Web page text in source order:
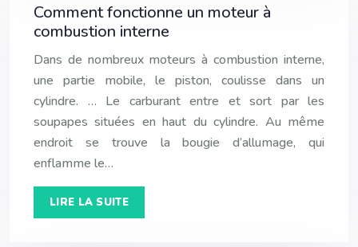
Comment fonctionne un moteur à
combustion interne
Dans de nombreux moteurs à combustion interne,
une partie mobile, le piston, coulisse dans un
cylindre. … Le carburant entre et sort par les
soupapes situées en haut du cylindre. Au même
endroit se trouve la bougie d’allumage, qui
enflamme le…
LIRE LA SUITE